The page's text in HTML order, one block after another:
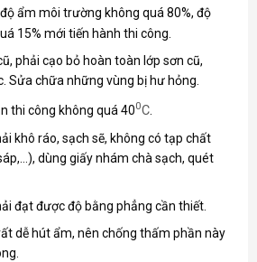
độ ẩm môi trường không quá 80%, độ
15% mới tiến hành thi công.
phải cạo bỏ hoàn toàn lớp sơn cũ,
Sửa chữa những vùng bị hư hỏng.
thi công không quá 400C.
khô ráo, sạch sẽ, không có tạp chất
dùng giấy nhám chà sạch, quét
đạt được độ bằng phẳng cần thiết.
dễ hút ẩm, nên chống thấm phần này